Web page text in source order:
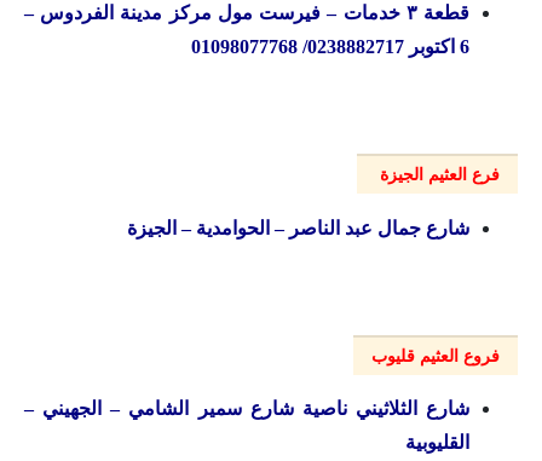
قطعة ۳ خدمات – فيرست مول مركز مدينة الفردوس –
6 اکتوبر 0238882717/ 01098077768
فرع العثيم الجيزة
شارع جمال عبد الناصر – الحوامدية – الجيزة
فروع العثيم قليوب
شارع الثلاثيني ناصية شارع سمير الشامي – الجهيني –
القليوبية